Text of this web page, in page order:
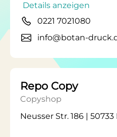
Details anzeigen
0221 7021080
info@botan-
Repo Copy
Copyshop
Neusser Str. 186 | 50733